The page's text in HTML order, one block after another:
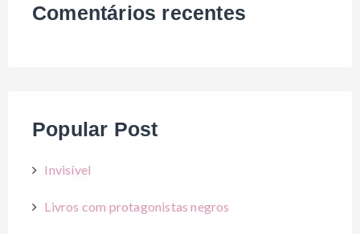
Comentários recentes
Popular Post
Invisível
Livros com protagonistas negros